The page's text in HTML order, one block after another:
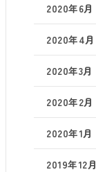
2020年6月
2020年4月
2020年3月
2020年2月
2020年1月
2019年12月